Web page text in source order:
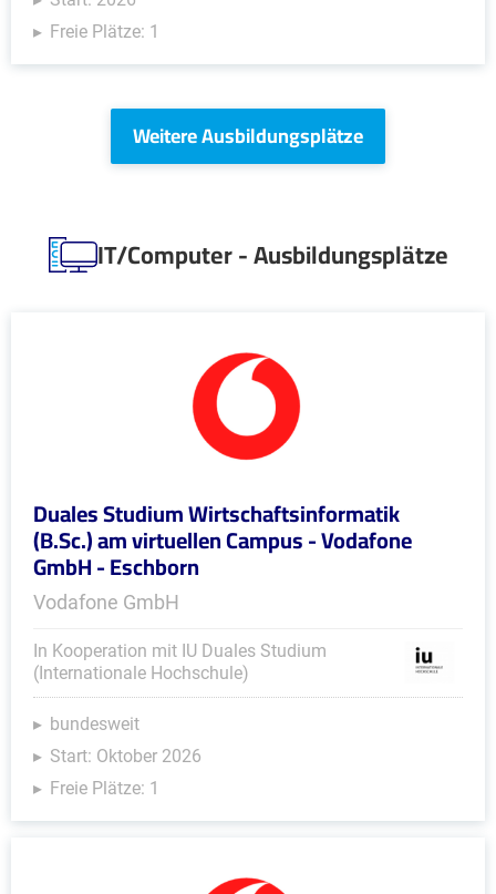
Freie Plätze: 1
Weitere Ausbildungsplätze
IT/Computer - Ausbildungsplätze
Duales Studium Wirtschaftsinformatik
(B.Sc.) am virtuellen Campus - Vodafone
GmbH - Eschborn
Vodafone GmbH
In Kooperation mit IU Duales Studium
(Internationale Hochschule)
bundesweit
Start: Oktober 2026
Freie Plätze: 1